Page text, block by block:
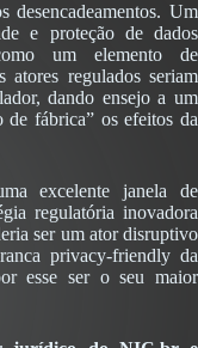
desencadeamentos. Um
e proteção de dados
um elemento de
atores regulados seriam
dando ensejo a um
de fábrica” os efeitos da
excelente janela de
regulatória inovadora
ser um ator disruptivo
privacy-friendly da
esse ser o seu maior